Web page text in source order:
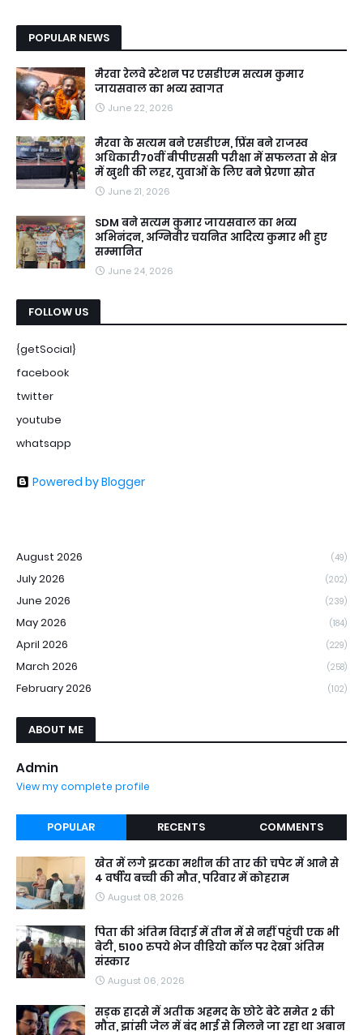
POPULAR NEWS
मैरवा रेलवे स्टेशन पर एसडीएम सत्यम कुमार
जायसवाल का भव्य स्वागत
June 22, 2026
मैरवा के सत्यम बने एसडीएम, प्रिंस बने राजस्व
अधिकारी70वीं बीपीएससी परीक्षा में सफलता से क्षेत्र
में खुशी की लहर, युवाओं के लिए बने प्रेरणा स्रोत
June 21, 2026
SDM बने सत्यम कुमार जायसवाल का भव्य
अभिनंदन, अग्निवीर चयनित आदित्य कुमार भी हुए
सम्मानित
June 24, 2026
FOLLOW US
{getSocial}
facebook
twitter
youtube
whatsapp
Powered by Blogger
August 2026 (49)
July 2026 (202)
June 2026 (239)
May 2026 (184)
April 2026 (229)
March 2026 (258)
February 2026 (102)
ABOUT ME
Admin
View my complete profile
POPULAR RECENTS COMMENTS
खेत में लगे झटका मशीन की तार की चपेट में आने से
4 वर्षीय बच्ची की मौत, परिवार में कोहराम
August 08, 2026
पिता की अंतिम विदाई में तीन में से नहीं पहुंची एक भी
बेटी, 5100 रुपये भेज वीडियो कॉल पर देखा अंतिम
संस्कार
August 06, 2026
सड़क हादसे में अतीक अहमद के छोटे बेटे समेत 2 की
मौत, झांसी जेल में बंद भाई से मिलने जा रहा था अबान